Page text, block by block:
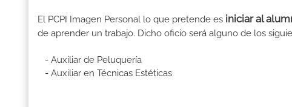
El PCPI Imagen Personal lo que pretende es iniciar al
de aprender un trabajo. Dicho oficio será alguno de los
- Auxiliar de Peluquería
- Auxiliar en Técnicas Estéticas